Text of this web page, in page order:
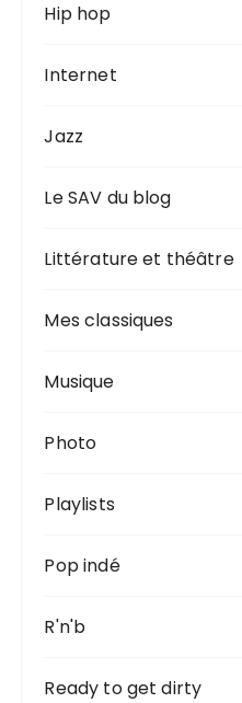
Hip hop
Internet
Jazz
Le SAV du blog
Littérature et théâtre
Mes classiques
Musique
Photo
Playlists
Pop indé
R'n'b
Ready to get dirty